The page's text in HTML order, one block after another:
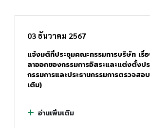
03 ธันวาคม 2567
แจ้งมติที่ประชุมคณะกรรมการบริษัท เรื่
ลาออกของกรรมการอิสระและแต่งตั้งปร
กรรมการและประธานกรรมการตรวจสอ
เติม)
อ่านเพิ่มเติม